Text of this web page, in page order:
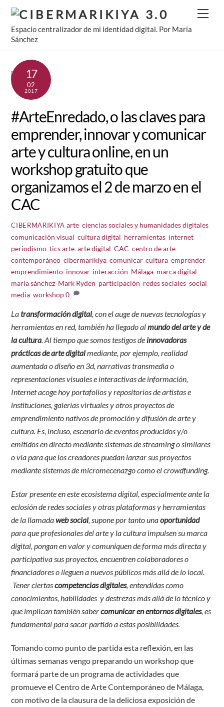
Skip
content
Espacio centralizador de mi identidad digital. Por María
Sánchez
17
02
2017
#ArteEnredado, o las claves para
emprender, innovar y comunicar
arte y cultura online, en un
workshop gratuito que
organizamos el 2 de marzo en el
CAC
CIBERMARIKIYA arte, ciencias sociales y humanidades digitales,
comunicación visual ,cultura digital herramientas internet
periodismo ,tics arte ,arte digital ,CAC ,centro de arte
contemporáneo ,cibermarikiya ,comunicar,cultura ,emprender,
emprendimiento innovar, interacción Málaga marca digital
maría sánchez Mark Ryden participación redes sociales ,social
media ,workshop 0
Latransformación digital, con el auge de nuevas tecnologías y
herramientas en red, también ha llegado almundo del arte y de
la cultura. Al tiempo que somos testigos de innovadoras
prácticas de arte digitalmediante, por ejemplo, realidad
aumentada o diseño en 3d, narrativas transmedia o
representaciones visuales e interactivas de información,
Internet acoge hoy portafolios y repositorios de artistas e
instituciones, galerías virtuales y otros proyectos de
emprendimiento nativos de promoción y difusión de arte y
cultura. Es, incluso, escenario de eventos producidos y/o
emitidos en directo mediante sistemas de streaming o similares
o vía para que los creadores puedan lanzar sus proyectos
mediante sistemas de micromecenazgo como el crowdfunding.
Estar presente en este ecosistema digital, especialmente ante la
eclosión de redes sociales y otras plataformas y herramientas
de la llamadaweb social, supone por tanto unaoportunidad
para que profesionales del arte y la cultura impulsen su marca
digital, pongan en valor y comuniquen de forma más directa y
participativa sus proyectos, encuentren colaboradores o
financiadores o lleguen a nuevos públicos más allá de lo local.
Tener ciertascompetencias digitales, entendidas como
conocimientos, habilidades y destrezas más allá de lo técnico y
que implican también sabercomunicar en entornos digitales, es
fundamental para sacar partido a estas posibilidades.
Tomando como punto de partida esta reflexión, en las
últimas semanas vengo preparando un workshop que
formará parte de un programa de actividades que
promueve el Centro de Arte Contemporáneo de Málaga,
con motivo de la clausura de la deliciosa exposición de